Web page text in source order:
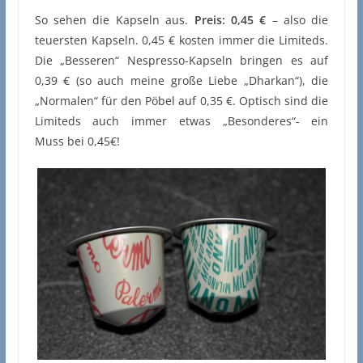
So sehen die Kapseln aus. Preis: 0,45 € – also die
teuersten Kapseln. 0,45 € kosten immer die Limiteds.
Die „Besseren“ Nespresso-Kapseln bringen es auf
0,39 € (so auch meine große Liebe „Dharkan“), die
„Normalen“ für den Pöbel auf 0,35 €. Optisch sind die
Limiteds auch immer etwas „Besonderes“- ein
Muss bei 0,45€!